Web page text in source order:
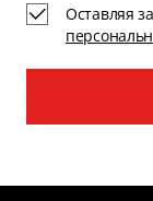
Оставляя